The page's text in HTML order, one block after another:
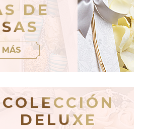
DE
MÁS
COLECCIÓN
DELUXE